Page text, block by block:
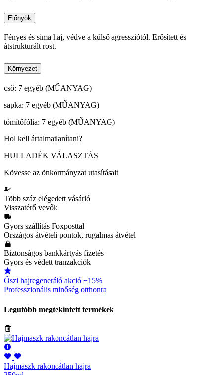
Előnyök
Fényes és sima haj, védve a külső agressziótól. Erősített és
átstrukturált rost.
Környezet
cső: 7 egyéb (MŰANYAG)
sapka: 7 egyéb (MŰANYAG)
tömítőfólia: 7 egyéb (MŰANYAG)
Hol kell ártalmatlanítani?
HULLADÉK VÁLASZTÁS
Kövesse az önkormányzat utasításait
Több száz elégedett vásárló
Visszatérő vevők
Gyors szállítás Foxposttal
Országos átvételi pontok, rugalmas átvétel
Biztonságos bankkártyás fizetés
Gyors és védett tranzakciók
Őszi hajregeneráló akció −15%
Professzionális minőség otthonra
Legutóbb megtekintett termékek
Hajmaszk rakoncátlan hajra